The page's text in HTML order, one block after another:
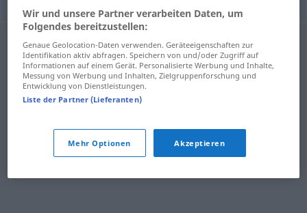
Wir und unsere Partner verarbeiten Daten, um
Folgendes bereitzustellen:
Genaue Geolocation-Daten verwenden. Geräteeigenschaften zur
Identifikation aktiv abfragen. Speichern von und/oder Zugriff auf
Informationen auf einem Gerät. Personalisierte Werbung und Inhalte,
Messung von Werbung und Inhalten, Zielgruppenforschung und
Entwicklung von Dienstleistungen.
Liste der Partner (Lieferanten)
Mehr Optionen Akzeptieren